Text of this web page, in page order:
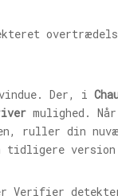
vindue. Der, i
mulighed.
ruller din